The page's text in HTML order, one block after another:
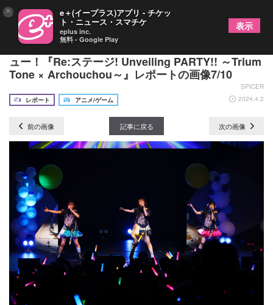
新たな個性派ユニット達がフレッシュにライブデビ
ュー！『Re:ステージ! Unveiling PARTY!! ～Trium
Tone × Archouchou～』レポートの画像7/10
SPICER
レポート
アニメ/ゲーム 2024.4.2
前の画像 記事に戻る 次の画像
× e＋(イープラス)アプリ - チケッ
ト・ニュース・スマチケ
eplus inc.
無料 - Google Play
表示